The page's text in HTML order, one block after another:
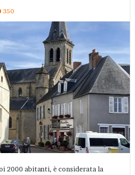
350
2000 abitanti, è considerata la